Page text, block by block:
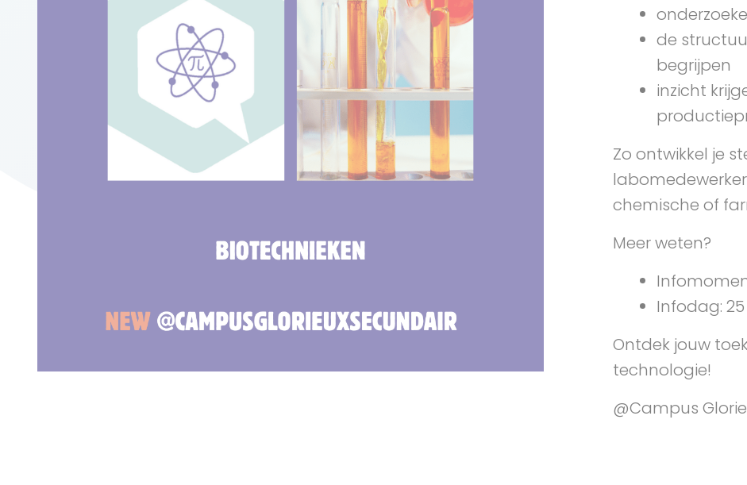
de
begrijpen
inzicht
Zo ontwikkel je
chemische of
Meer weten?
Infodag:
Ontdek jouw
technologie!
@Campus